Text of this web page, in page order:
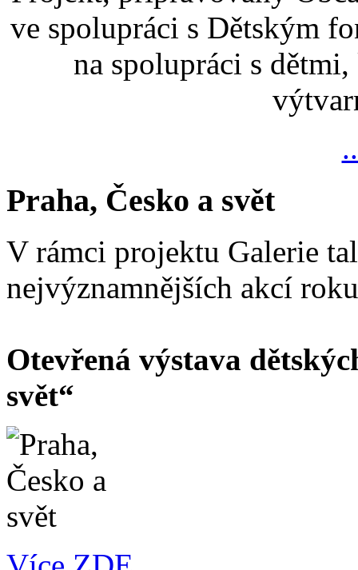
ve spolupráci s Dětským
na spolupráci s
Praha, Česko a svět
V rámci projektu Galerie
nejvýznamnějších akcí
Otevřená výstava
svět“